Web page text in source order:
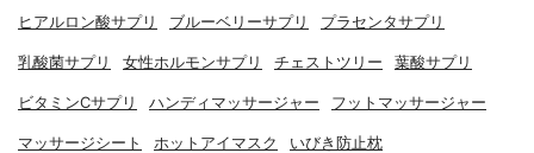
ヒアルロン酸サプリ ブルーベリーサプリ プラセンタサプリ
乳酸菌サプリ 女性ホルモンサプリ チェストツリー 葉酸サプリ
ビタミンCサプリ ハンディマッサージャー フットマッサージャー
マッサージシート ホットアイマスク いびき防止枕